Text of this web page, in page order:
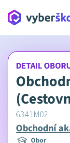
DETAIL
6341M02
Obchodní
Obor